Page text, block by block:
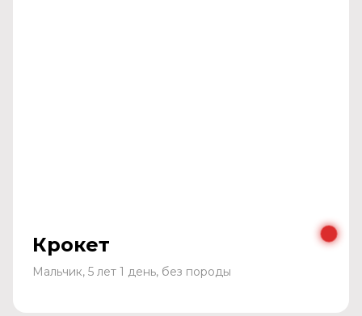
Крокет
Мальчик, 5 лет 1 день, без породы